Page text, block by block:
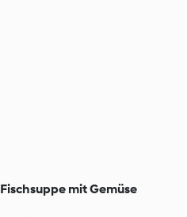
Fischsuppe mit Gemüse